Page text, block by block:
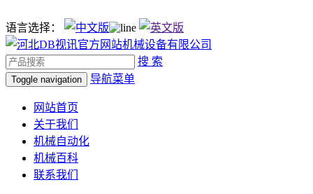
语言选择：
搜 索
Toggle navigation 导航菜单
网站首页
关于我们
机械自动化
机械百科
联系我们